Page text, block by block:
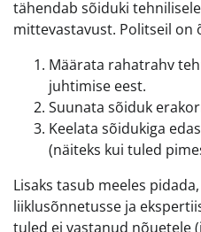
tähendab sõiduki
mittevastavust. Politseil on
Määrata rahatrahv
juhtimise eest.
Suunata sõiduk
Keelata sõidukiga
(näiteks kui tuled
Lisaks tasub meeles
liiklusõnnetusse ja
tuled ei vastanud nõuetele